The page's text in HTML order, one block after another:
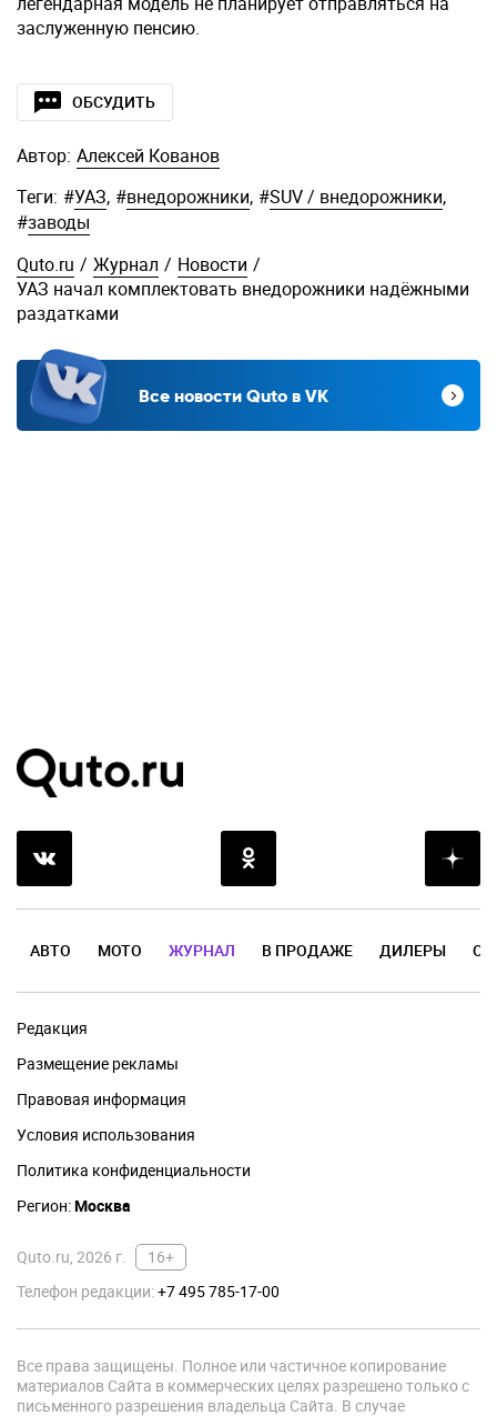
заслуженную пенсию.
ОБСУДИТЬ
Автор: Алексей Кованов
Теги: #УАЗ, #внедорожники, #SUV / внедорожники,
#заводы
Quto.ru / Журнал / Новости /
УАЗ начал комплектовать внедорожники надёжными
раздатками
Все новости Quto в VK
АВТО МОТО ЖУРНАЛ В ПРОДАЖЕ ДИЛЕРЫ
Редакция
Размещение рекламы
Правовая информация
Условия использования
Политика конфиденциальности
Регион:Москва
Quto.ru, 2026 г.
16+
Телефон редакции:+7 495 785-17-00
Все права защищены. Полное или частичное копирование
материалов Сайта в коммерческих целях разрешено только с
письменного разрешения владельца Сайта. В случае